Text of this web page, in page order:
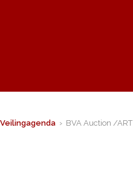
Veilingagenda › BVA Auction /ART